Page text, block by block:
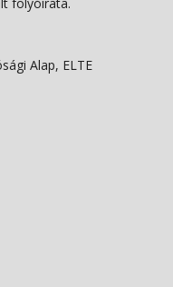
Alap, ELTE